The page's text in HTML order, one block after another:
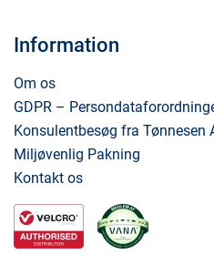
Information
Om os
GDPR –
Konsulentbesøg fra Tønnesen
Miljøvenlig Pakning
Kontakt os